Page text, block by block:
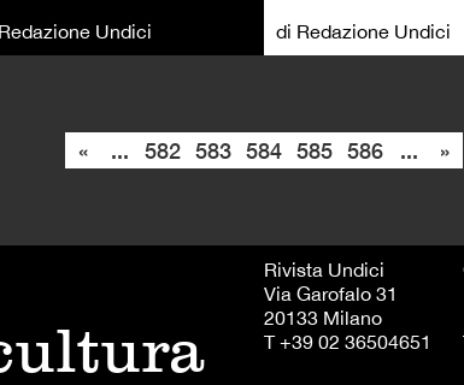
Undici
di Redazione Undici
« ... 582 583 584 585 586 ... »
Rivista Undici
Via Garofalo 31
20133 Milano
T +39 02 36504651